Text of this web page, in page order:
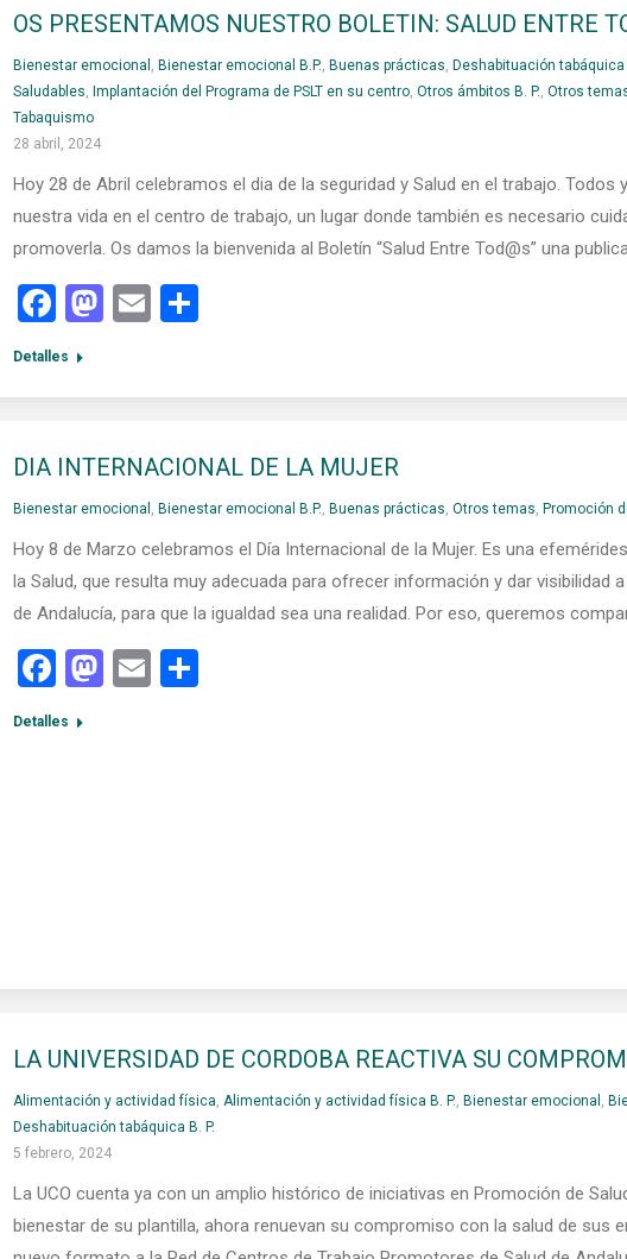
OS PRESENTAMOS NUESTRO BOLETIN: SALUD ENTRE
Bienestar emocional , Bienestar emocional B.P., Buenas prácticas, Deshabituación tabáquica
Saludables, Implantación del Programa de PSLT en su centro, Otros ámbitos B. P., Otros
Tabaquismo
28 abril, 2024
Hoy 28 de Abril celebramos el dia de la seguridad y Salud en el trabajo.
nuestra vida en el centro de trabajo, un lugar donde también es necesario
promoverla. Os damos la bienvenida al Boletín “Salud Entre Tod@s” una
Facebook
Mastodon
Email
Detalles
DIA INTERNACIONAL DE LA MUJER
Bienestar emocional , Bienestar emocional B.P., Buenas prácticas, Otros temas, Promoción
Hoy 8 de Marzo celebramos el Día Internacional de la Mujer. Es una
la Salud, que resulta muy adecuada para ofrecer información y dar visibilidad
de Andalucía, para que la igualdad sea una realidad. Por eso, queremos
Facebook
Mastodon
Email
Detalles
LA UNIVERSIDAD DE CORDOBA REACTIVA SU
Alimentación y actividad física, Alimentación y actividad física B. P., Bienestar emocional ,
Deshabituación tabáquica B. P.
5 febrero, 2024
La UCO cuenta ya con un amplio histórico de iniciativas en Promoción de
bienestar de su plantilla, ahora renuevan su compromiso con la salud de sus